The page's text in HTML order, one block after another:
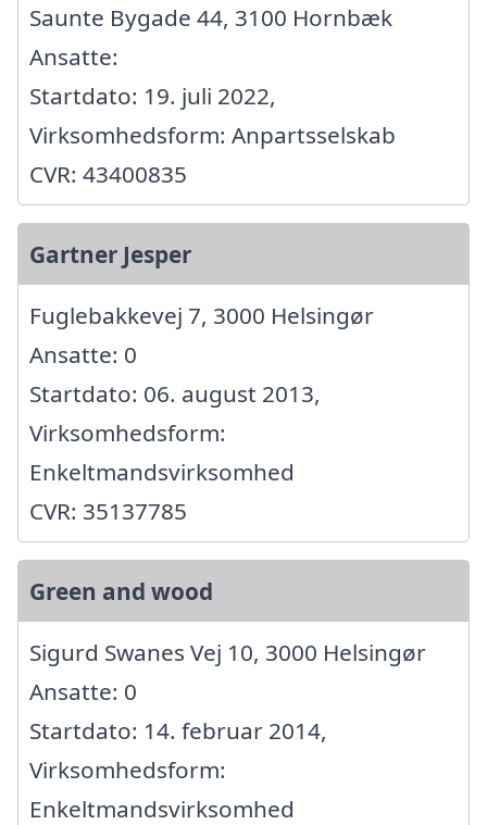
Saunte Bygade 44, 3100 Hornbæk
Ansatte:
Startdato: 19. juli 2022,
Virksomhedsform: Anpartsselskab
CVR: 43400835
Gartner Jesper
Fuglebakkevej 7, 3000 Helsingør
Ansatte: 0
Startdato: 06. august 2013,
Virksomhedsform:
Enkeltmandsvirksomhed
CVR: 35137785
Green and wood
Sigurd Swanes Vej 10, 3000 Helsingør
Ansatte: 0
Startdato: 14. februar 2014,
Virksomhedsform:
Enkeltmandsvirksomhed